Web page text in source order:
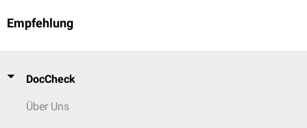
Empfehlung
DocCheck
Über Uns